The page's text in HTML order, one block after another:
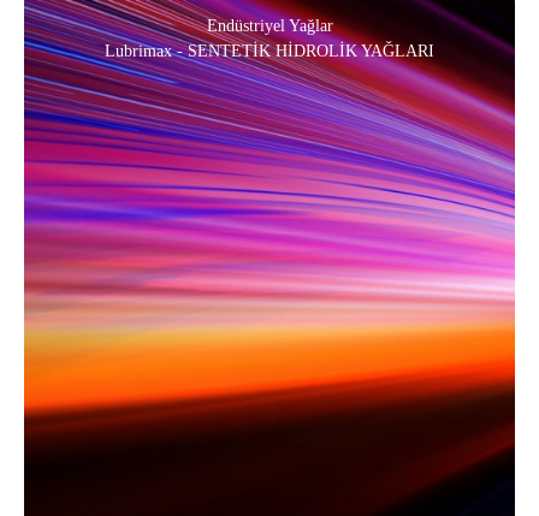
Endüstriyel Yağlar
Lubrimax - SENTETİK HİDROLİK YAĞLARI